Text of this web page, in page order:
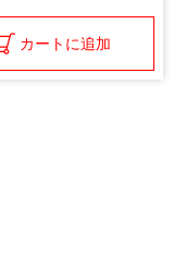
カートに追加